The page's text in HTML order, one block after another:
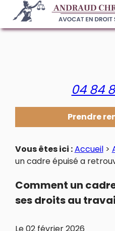
04 84
Prendre
Vous êtes ici :Accueil>
un cadre épuisé a
Comment un
ses droits au
Panneau de gestion des cookies